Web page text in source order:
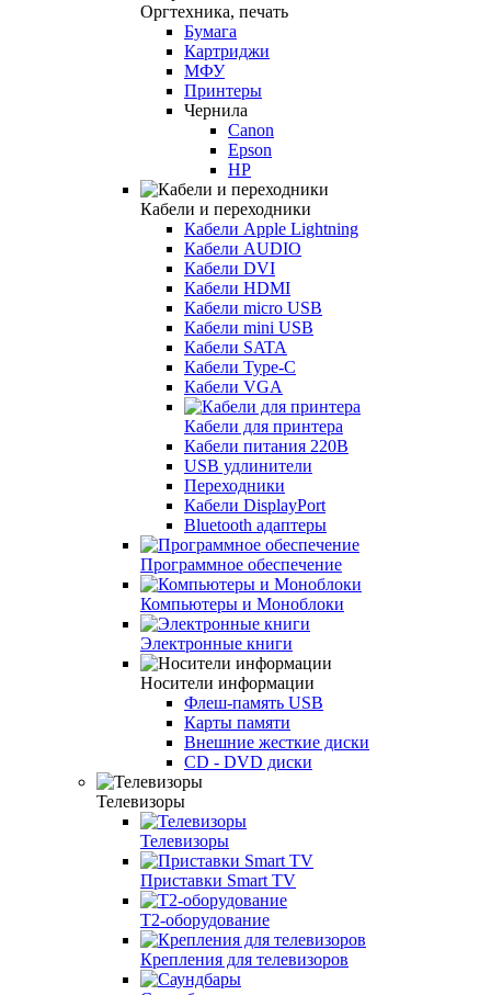
Оргтехника, печать
Бумага
Картриджи
МФУ
Принтеры
Чернила
Canon
Epson
HP
Кабели и переходники
Кабели Apple Lightning
Кабели AUDIO
Кабели DVI
Кабели HDMI
Кабели micro USB
Кабели mini USB
Кабели SATA
Кабели Type-C
Кабели VGA
Кабели для принтера
Кабели питания 220В
USB удлинители
Переходники
Кабели DisplayPort
Bluetooth адаптеры
Программное обеспечение
Компьютеры и Моноблоки
Электронные книги
Носители информации
Флеш-память USB
Карты памяти
Внешние жесткие диски
CD - DVD диски
Телевизоры
Телевизоры
Приставки Smart TV
T2-оборудование
Крепления для телевизоров